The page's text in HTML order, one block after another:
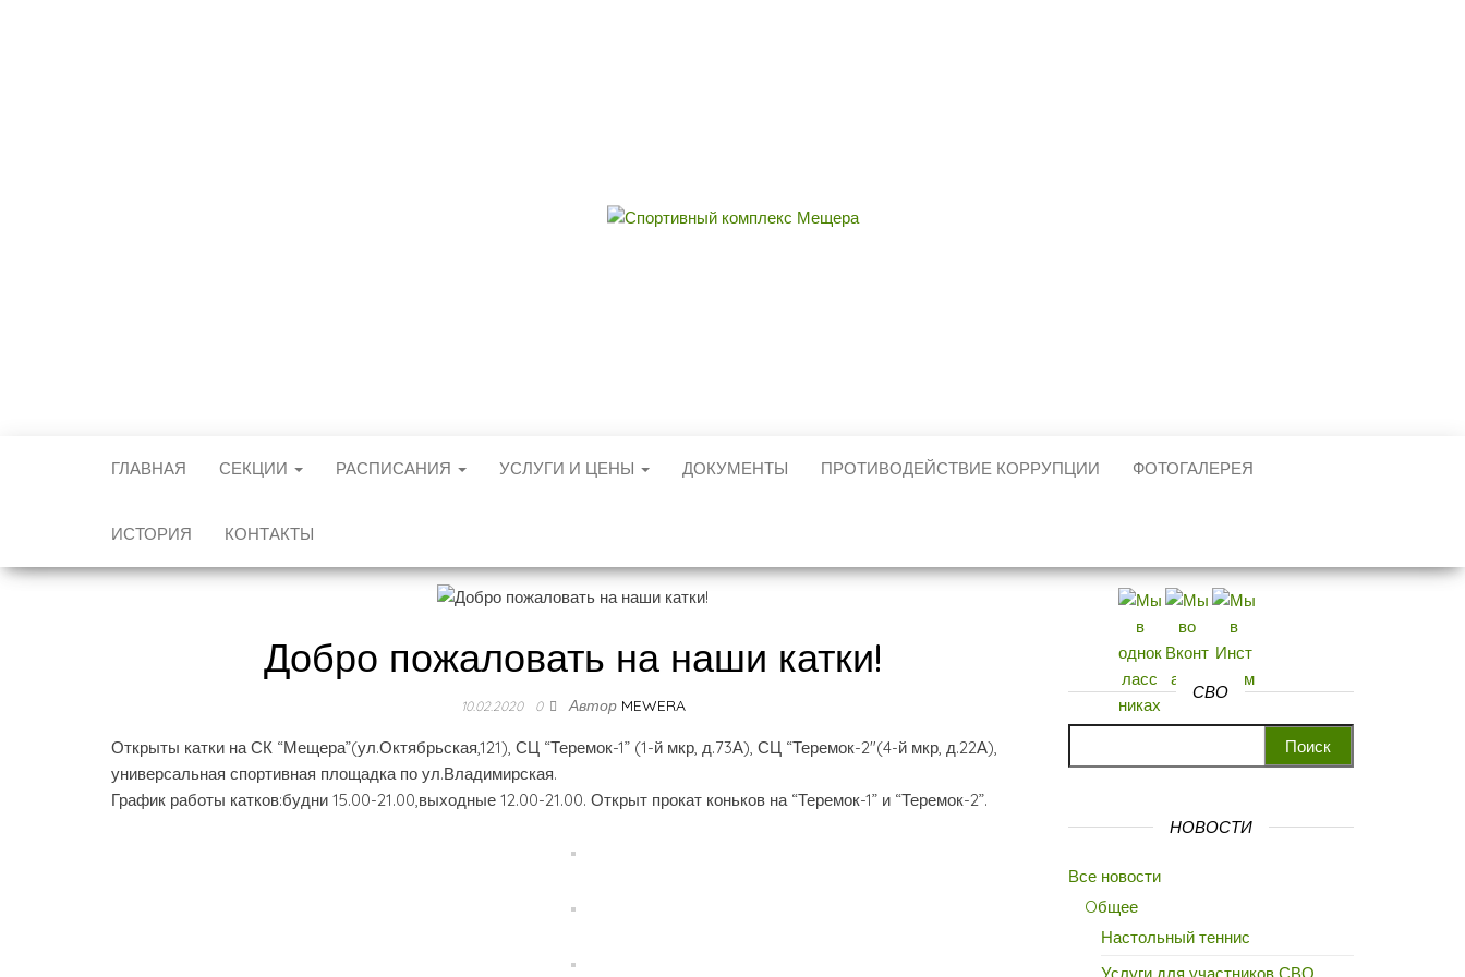
ГЛАВНАЯ СЕКЦИИ РАСПИСАНИЯ УСЛУГИ И ЦЕНЫ ДОКУМЕНТЫ ПРОТИВОДЕЙСТВИЕ КОРРУПЦИИ ФОТОГАЛЕРЕЯ
ИСТОРИЯ КОНТАКТЫ
Добро пожаловать на наши катки!
10.02.2020 0 Автор MEWERA
Открыты катки на СК “Мещера”(ул.Октябрьская,121), СЦ “Теремок-1” (1-й мкр, д.73А), СЦ “Теремок-2″(4-й мкр, д.22А),
универсальная спортивная площадка по ул.Владимирская.
График работы катков:будни 15.00-21.00,выходные 12.00-21.00. Открыт прокат коньков на “Теремок-1” и “Теремок-2”.
СВО
НОВОСТИ
Все новости
Oбщее
Настольный теннис